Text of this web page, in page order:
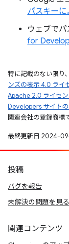
パスキー
ウェブで
for
特に記載のない限り
ンズの表示 4.0 ライ
Apache 2.0 ライセ
Developers サイト
関連会社の登録商標
最終更新日 2024-09-
投稿
バグを報告
未解決の問題を見る
関連コンテンツ